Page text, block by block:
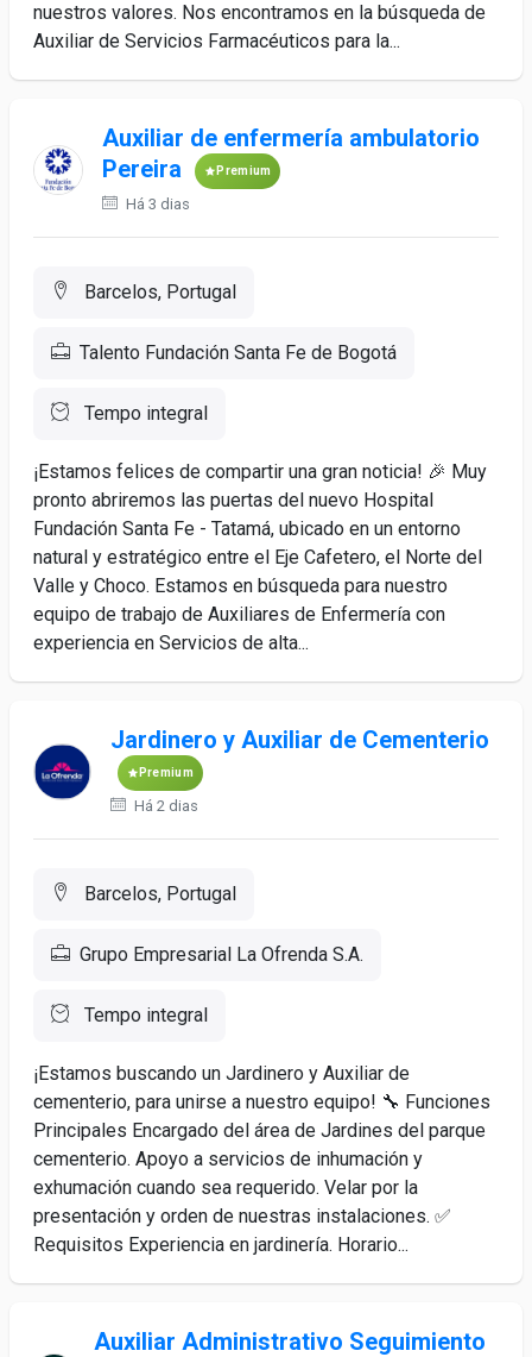
nuestros valores. Nos encontramos en la búsqueda de
Auxiliar de Servicios Farmacéuticos para la...
Auxiliar de enfermería ambulatorio
Pereira
Premium
Há 3 dias
Barcelos, Portugal
Talento Fundación Santa Fe de Bogotá
Tempo integral
¡Estamos felices de compartir una gran noticia! 🎉 Muy
pronto abriremos las puertas del nuevo Hospital
Fundación Santa Fe - Tatamá, ubicado en un entorno
natural y estratégico entre el Eje Cafetero, el Norte del
Valle y Choco. Estamos en búsqueda para nuestro
equipo de trabajo de Auxiliares de Enfermería con
experiencia en Servicios de alta...
Jardinero y Auxiliar de Cementerio
Premium
Há 2 dias
Barcelos, Portugal
Grupo Empresarial La Ofrenda S.A.
Tempo integral
¡Estamos buscando un Jardinero y Auxiliar de
cementerio, para unirse a nuestro equipo! 🔧 Funciones
Principales Encargado del área de Jardines del parque
cementerio. Apoyo a servicios de inhumación y
exhumación cuando sea requerido. Velar por la
presentación y orden de nuestras instalaciones. ✅
Requisitos Experiencia en jardinería. Horario...
Auxiliar Administrativo Seguimiento